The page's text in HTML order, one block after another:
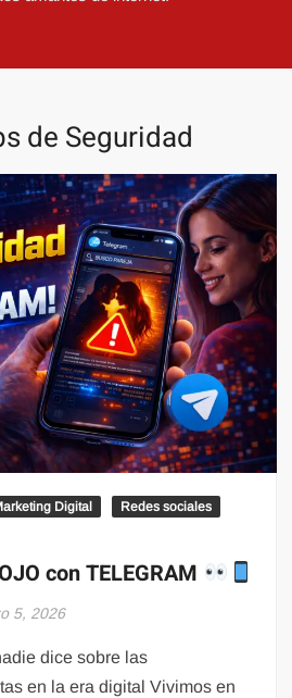
de Seguridad
Digital Redes sociales
con TELEGRAM
5, 2026
dice sobre las
en la era digital Vivimos en